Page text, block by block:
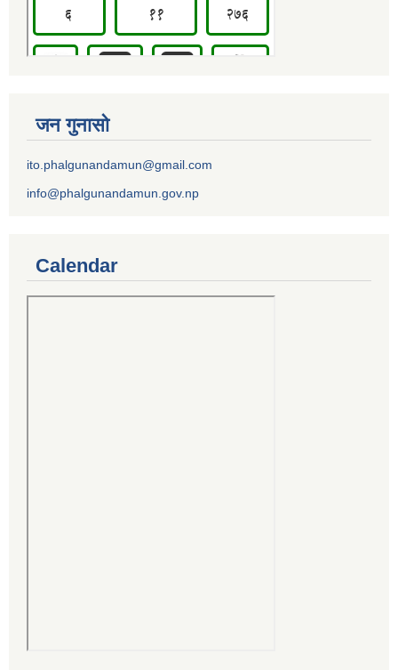
जन गुनासो
ito.phalgunandamun@gmail.com
info@phalgunandamun.gov.np
Calendar